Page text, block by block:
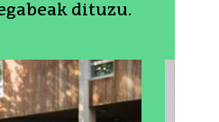
dituzu.